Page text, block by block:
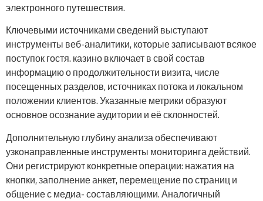
электронного путешествия.
Ключевыми источниками сведений выступают
инструменты веб-аналитики, которые записывают всякое
поступок гостя. казино включает в свой состав
информацию о продолжительности визита, числе
посещенных разделов, источниках потока и локальном
положении клиентов. Указанные метрики образуют
основное осознание аудитории и её склонностей.
Дополнительную глубину анализа обеспечивают
узконаправленные инструменты мониторинга действий.
Они регистрируют конкретные операции: нажатия на
кнопки, заполнение анкет, перемещение по страниц и
общение с медиа- составляющими. Аналогичный